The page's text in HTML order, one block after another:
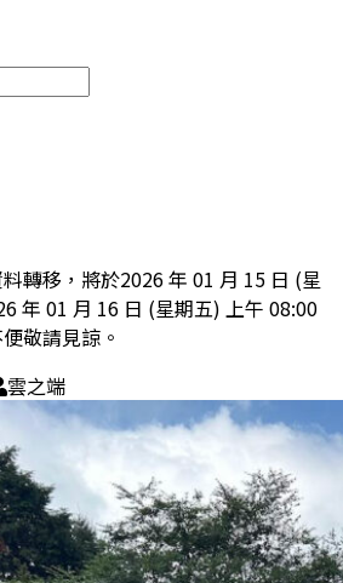
轉移，將於2026 年 01 月 15 日 (星
年 01 月 16 日 (星期五) 上午 08:00
敬請見諒。
雲之端